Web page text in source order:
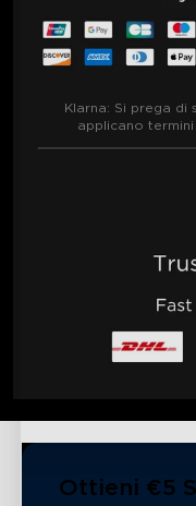
Klarna: Si prega di
applicano
Ottieni €5